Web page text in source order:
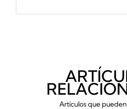
Artículos que